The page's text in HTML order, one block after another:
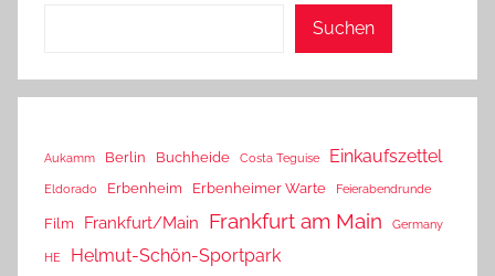
Suchen
Aukamm Berlin Buchheide Costa Teguise Einkaufszettel
Eldorado Erbenheim Erbenheimer Warte Feierabendrunde
Film Frankfurt/Main Frankfurt am Main Germany
HE Helmut-Schön-Sportpark